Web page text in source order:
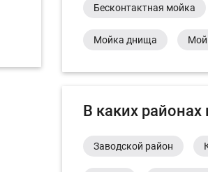
Бесконтактная мойка
Мойка днища
В каких районах
Заводской район